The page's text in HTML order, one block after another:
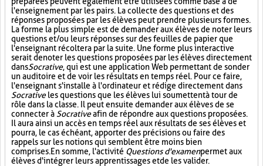
l'enseignement par les pairs. La collecte des questions et des
réponses proposées par les élèves peut prendre plusieurs formes.
La forme la plus simple est de demander aux élèves de noter leurs
questions et/ou leurs réponses sur des feuilles de papier que
l'enseignant récoltera par la suite. Une forme plus interactive
serait de noter les questions proposées par les élèves directement
dansSocrative, qui est une application Web permettant de sonder
un auditoire et de voir les résultats en temps réel. Pour ce faire,
l'enseignant s'installe à l'ordinateur et rédige directement dans
Socrativeles questions que les élèves lui soumettent à tour de
rôle dans la classe. Il peut ensuite demander aux élèves de se
connecter à Socrativeafin de répondre aux questions proposées.
Il aura ainsi un accès en temps réel aux résultats de ses élèves et
pourra, le cas échéant, apporter des précisions ou faire des
rappels sur les notions qui semblent être moins bien
comprises. En somme, l'activité Questions d'examenpermet aux
élèves d'intégrer leurs apprentissages et de les valider.